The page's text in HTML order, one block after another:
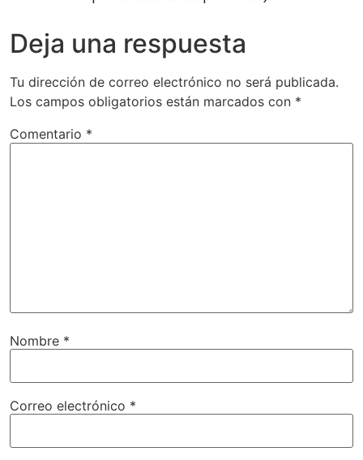
Deja una respuesta
Tu dirección de correo electrónico no será publicada.
Los campos obligatorios están marcados con *
Comentario *
Nombre *
Correo electrónico *